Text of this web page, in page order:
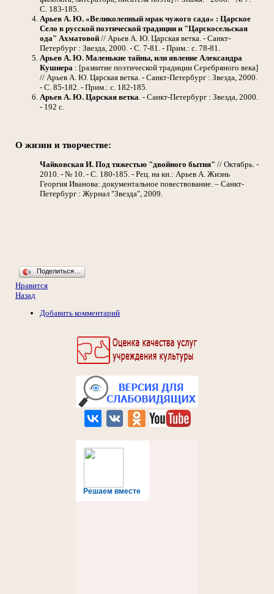
Решаем вместе
С. 183-185.
Арьев А. Ю. «Великолепный мрак чужого сада» : Царское
Село в русской поэтической традиции и "Царскосельская
ода" Ахматовой // Арьев А. Ю. Царская ветка. - Санкт-
Петербург : Звезда, 2000. - С. 7-81. - Прим.: с. 78-81.
Арьев А. Ю. Маленькие тайны, или явление Александра
Кушнера : [развитие поэтической традиции Серебряного века]
// Арьев А. Ю. Царская ветка. - Санкт-Петербург : Звезда, 2000.
- С. 85-182. - Прим.: с. 182-185.
Арьев А. Ю. Царская ветка. - Санкт-Петербург : Звезда, 2000.
- 192 с.
О жизни и творчестве:
Чайковская И. Под тяжестью "двойного бытия" // Октябрь. -
2010. - № 10. - С. 180-185. - Рец. на кн.: Арьев А. Жизнь
Георгия Иванова: документальное повествование. – Санкт-
Петербург : Журнал "Звезда", 2009.
Поделиться…
Нравится
Назад
Добавить комментарий